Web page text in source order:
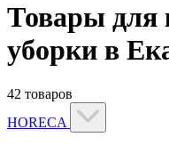
Товары для
уборки в
42 товаров
HORECA